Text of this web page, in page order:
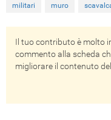
militari muro
Il tuo contributo è molto
commento alla scheda
migliorare il contenuto